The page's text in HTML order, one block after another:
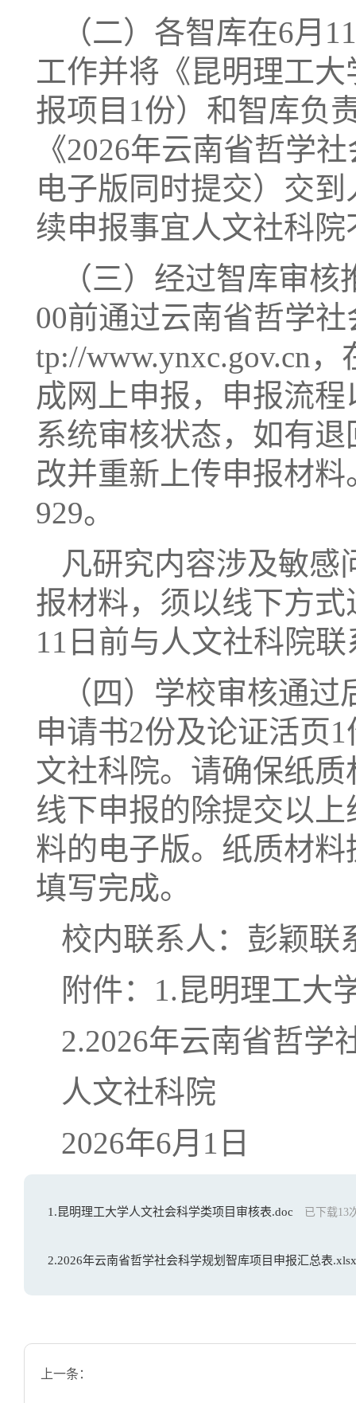
（二）各智库在6月
工作并将《昆明理工
报项目1份）和智库负
《2026年云南省哲学
电子版同时提交）交
续申报事宜人文社科院
（三）经过智库审
00前通过云南省哲学
tp://www.ynxc.gov.cn
成网上申报，申报流
系统审核状态，如有
改并重新上传申报材
929。
凡研究内容涉及敏感
报材料，须以线下方
11日前与人文社科院联
（四）学校审核通
申请书2份及论证活页
文社科院。请确保纸
线下申报的除提交以
料的电子版。纸质材
填写完成。
校内联系人：彭颖联
附件：1.昆明理工大
2.2026年云南省哲学
人文社科院
2026年6月1日
1.昆明理工大学人文社会科学类项目审核表.doc 已下载13
2.2026年云南省哲学社会科学规划智库项目申报汇总表.xlsx
上一条：